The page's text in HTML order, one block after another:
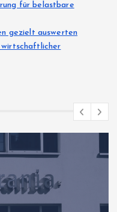
für belastbare
gezielt auswerten
wirtschaftlicher